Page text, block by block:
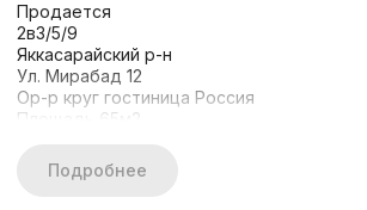
Продается
2в3/5/9
Яккасарайский р-н
Ул. Мирабад 12
Ор-р круг гостиница Россия
Площадь 65м2
Ипотеки НЕТ!
Цена: 136.000 у.е
Подробнее